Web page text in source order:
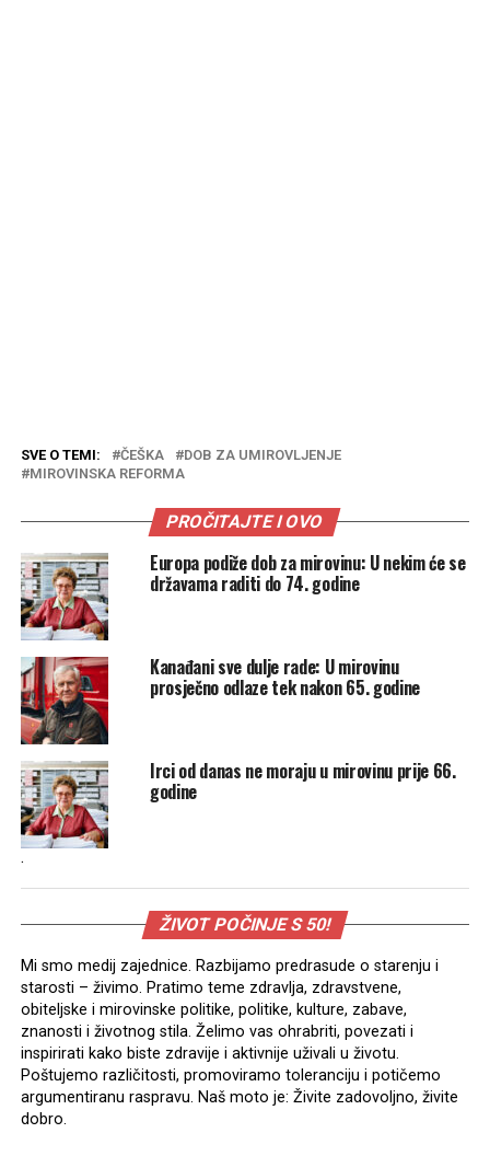
SVE O TEMI: ČEŠKA
DOB ZA UMIROVLJENJE
MIROVINSKA REFORMA
PROČITAJTE I OVO
Europa podiže dob za mirovinu: U nekim će se
državama raditi do 74. godine
Kanađani sve dulje rade: U mirovinu
prosječno odlaze tek nakon 65. godine
Irci od danas ne moraju u mirovinu prije 66.
godine
.
ŽIVOT POČINJE S 50!
Mi smo medij zajednice. Razbijamo predrasude o starenju i
starosti – živimo. Pratimo teme zdravlja, zdravstvene,
obiteljske i mirovinske politike, politike, kulture, zabave,
znanosti i životnog stila. Želimo vas ohrabriti, povezati i
inspirirati kako biste zdravije i aktivnije uživali u životu.
Poštujemo različitosti, promoviramo toleranciju i potičemo
argumentiranu raspravu. Naš moto je: Živite zadovoljno, živite
dobro.